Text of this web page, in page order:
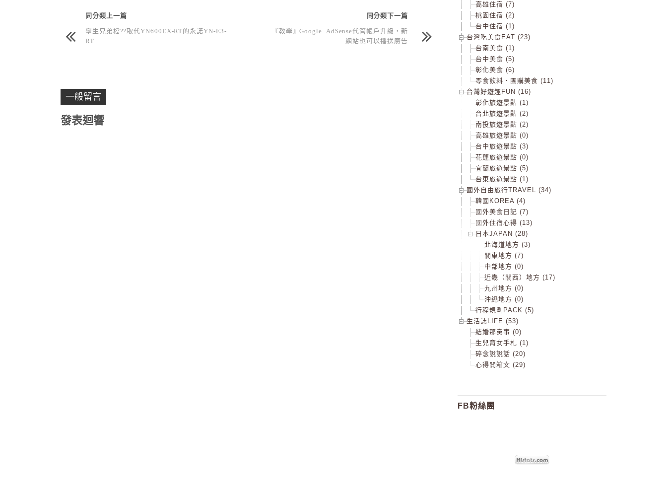
同分類上一篇
攣生兄弟檔??取代YN600EX-RT的永諾YN-E3-
RT
同分類下一篇
『教學』Google AdSense代管帳戶升級，新
網站也可以播送廣告
一般留言
發表迴響
高雄住宿 (7)
桃園住宿 (2)
台中住宿 (1)
台灣吃美食EAT (23)
台南美食 (1)
台中美食 (5)
彰化美食 (6)
零食飲料．團購美食 (11)
台灣好遊趣FUN (16)
彰化旅遊景點 (1)
台北旅遊景點 (2)
南投旅遊景點 (2)
高雄旅遊景點 (0)
台中旅遊景點 (3)
花蓮旅遊景點 (0)
宜蘭旅遊景點 (5)
台東旅遊景點 (1)
國外自由旅行TRAVEL (34)
韓國KOREA (4)
國外美食日記 (7)
國外住宿心得 (13)
日本JAPAN (28)
北海道地方 (3)
關東地方 (7)
中部地方 (0)
近畿（關西）地方 (17)
九州地方 (0)
沖繩地方 (0)
行程規劃PACK (5)
生活誌LIFE (53)
結婚那黨事 (0)
生兒育女手札 (1)
碎念說說話 (20)
心得開箱文 (29)
FB粉絲團